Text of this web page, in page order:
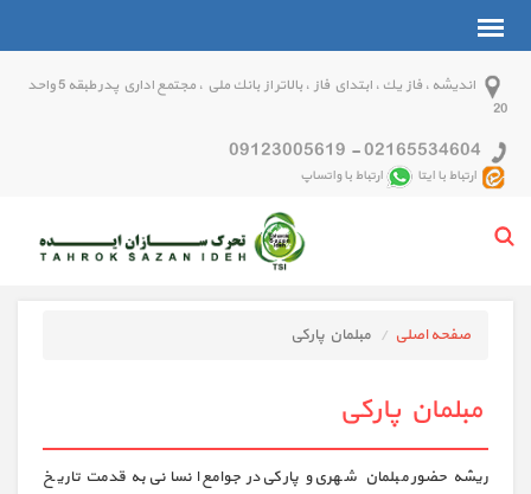
انديشه ، فاز يك ، ابتداي فاز ، بالاتر از بانك ملي ، مجتمع اداري پدر طبقه 5 واحد
20
02165534604
-
09123005619
ارتباط با ایتا ارتباط با واتساپ
صفحه اصلی مبلمان پارکی
مبلمان پارکی
ریشه حضور مبلمان شهری و پارکی در جوامع انسانی به قدمت تاریخ